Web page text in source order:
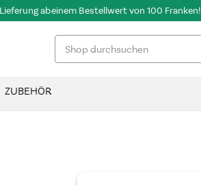
ab einem Bestellwert von 100 Franken!
ZUBEHÖR